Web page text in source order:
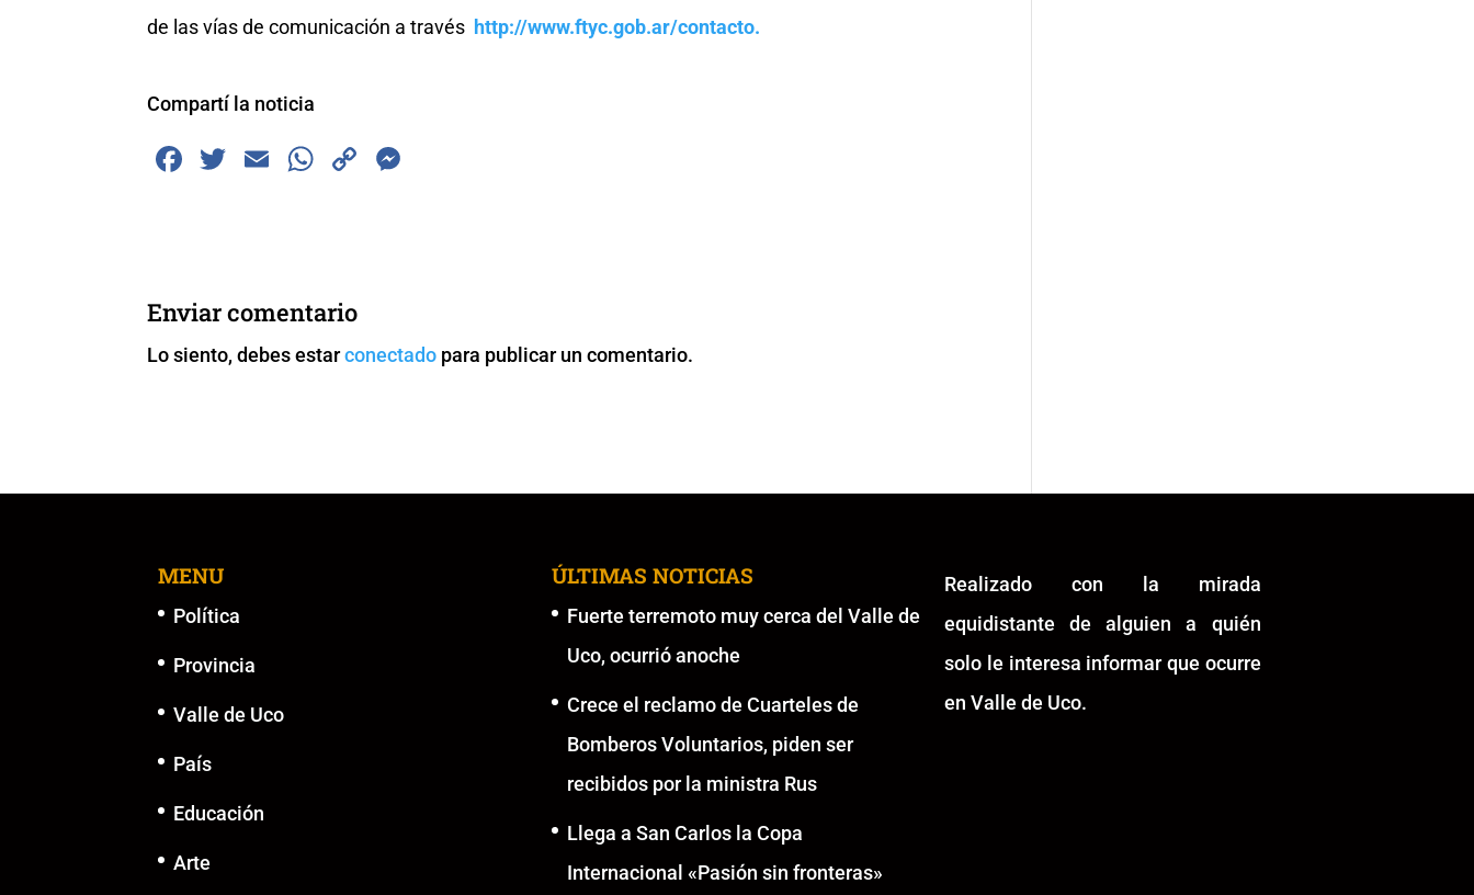
de las vías de comunicación a través http://www.ftyc.gob.ar/contacto.
Compartí la noticia
F
b
o
o
T
E
W
A
p
p
C
k
er
Enviar comentario
Lo siento, debes estarconectado para publicar un comentario.
MENU
Política
Provincia
Valle de Uco
País
Educación
Arte
ÚLTIMAS NOTICIAS
Fuerte terremoto muy cerca del Valle de
Uco, ocurrió anoche
Crece el reclamo de Cuarteles de
Bomberos Voluntarios, piden ser
recibidos por la ministra Rus
Llega a San Carlos la Copa
Internacional «Pasión sin fronteras»
Realizado con la mirada
equidistante de alguien a quién
solo le interesa informar que ocurre
en Valle de Uco.